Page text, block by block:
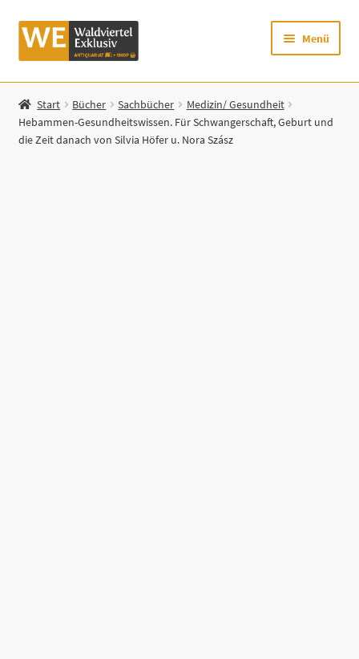
Zur
Navigation
Zum
Inhalt
Menü
Startseite
Shop
Start Bücher Sachbücher
Medizin/ Gesundheit
Hebammen-Gesundheitswissen. Für Schwangerschaft, Geburt und
die Zeit danach von Silvia Höfer u. Nora Szász